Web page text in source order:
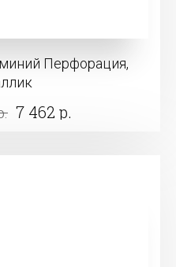
Перфорация,
7 462 р.